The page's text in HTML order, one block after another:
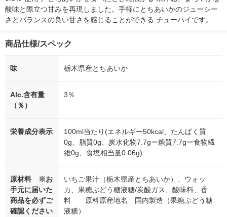
酸味と際立つ甘みを再現しました。手軽にとちあいかのジューシー
さとバランスの良い甘さを感じることができる チューハイです。
商品仕様/スペック
味 栃木県産とちあいか
Alc.含有量
（％）
3％
栄養成分表示
100ml当たり(エネルギー50kcal、たんぱく質
0g、脂質0g、炭水化物7.7gー糖質7.7gー食物繊
維0g、食塩相当量0.06g)
原材料 ※お
手元に届いた
商品を必ずご
確認ください
いちご果汁（栃木県産とちあいか）、ウォッ
カ、果糖ぶどう糖液糖/炭酸ガス、酸味料、香
料 原料原産地名 国内製造（果糖ぶどう糖
液糖）